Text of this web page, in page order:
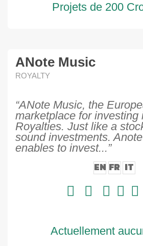
Projets de 200
ANote Music
ROYALTY
“ANote Music, the
marketplace for investing
Royalties. Just like a
sound investments.
enables to invest...”
EN FR IT
Actuellement